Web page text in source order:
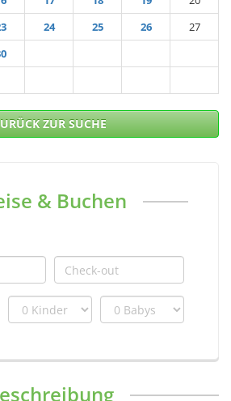
24 25 26
27
ZUR SUCHE
& Buchen